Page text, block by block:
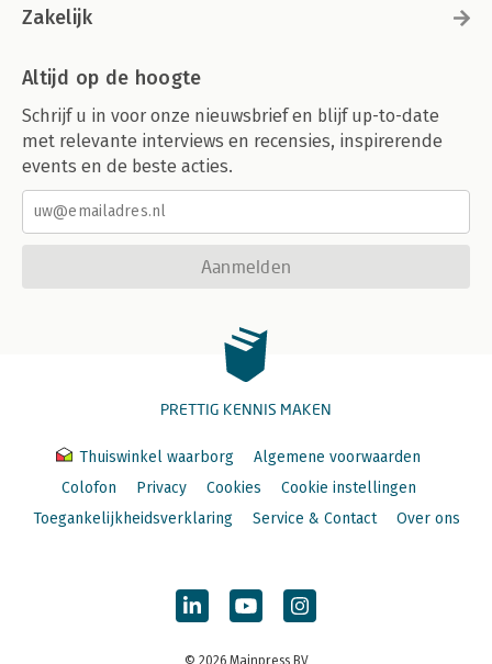
Zakelijk
Altijd op de hoogte
Schrijf u in voor onze nieuwsbrief en blijf up-to-date
met relevante interviews en recensies, inspirerende
events en de beste acties.
Aanmelden
PRETTIG KENNIS MAKEN
Thuiswinkel waarborg
Algemene voorwaarden
Colofon
Privacy Cookies
Cookie instellingen
Toegankelijkheidsverklaring
Service & Contact Over ons
© 2026 Mainpress BV